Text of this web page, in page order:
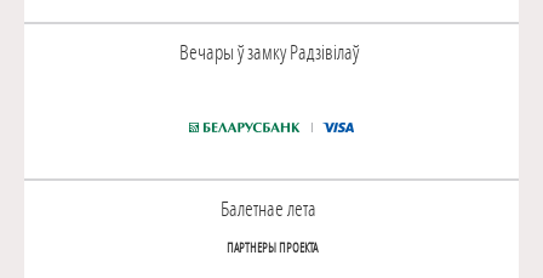
Вечары ў замку Радзiвiлаў
Балетнае лета
ПАРТНЕРЫ ПРОЕКТА